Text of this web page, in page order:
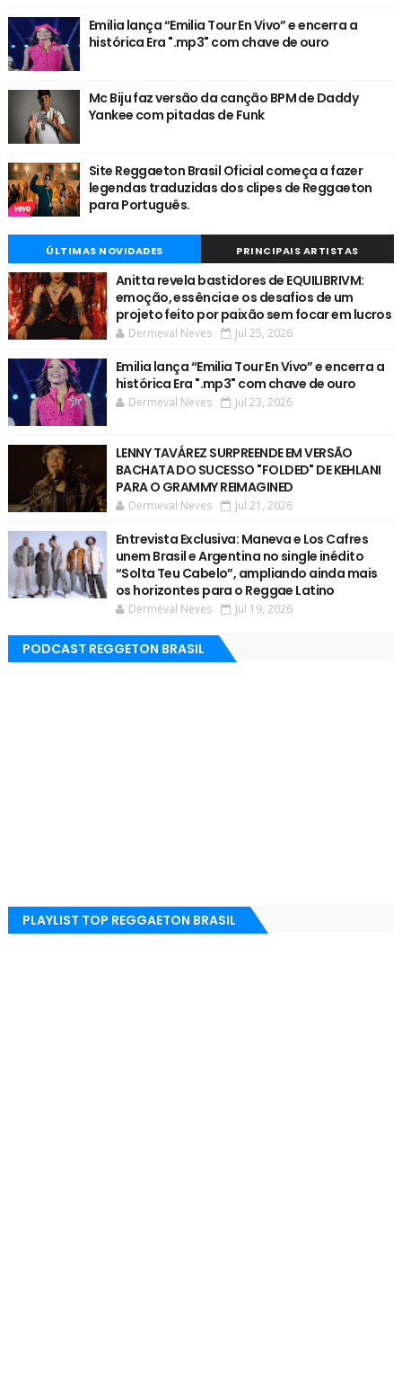
Emilia lança “Emilia Tour En Vivo” e encerra a
histórica Era ".mp3" com chave de ouro
Mc Biju faz versão da canção BPM de Daddy
Yankee com pitadas de Funk
Site Reggaeton Brasil Oficial começa a fazer
legendas traduzidas dos clipes de Reggaeton
para Português.
ÚLTIMAS NOVIDADES PRINCIPAIS ARTISTAS
Anitta revela bastidores de EQUILIBRIVM:
emoção, essência e os desafios de um
projeto feito por paixão sem focar em lucros
Dermeval Neves Jul 25, 2026
Emilia lança “Emilia Tour En Vivo” e encerra a
histórica Era ".mp3" com chave de ouro
Dermeval Neves Jul 23, 2026
LENNY TAVÁREZ SURPREENDE EM VERSÃO
BACHATA DO SUCESSO "FOLDED" DE KEHLANI
PARA O GRAMMY REIMAGINED
Dermeval Neves Jul 21, 2026
Entrevista Exclusiva: Maneva e Los Cafres
unem Brasil e Argentina no single inédito
“Solta Teu Cabelo”, ampliando ainda mais
os horizontes para o Reggae Latino
Dermeval Neves Jul 19, 2026
PODCAST REGGETON BRASIL
PLAYLIST TOP REGGAETON BRASIL